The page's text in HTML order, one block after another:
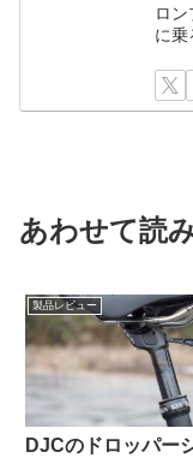
ロ
に乗
あわせて読
製品レビュー
DJCのドロッパー